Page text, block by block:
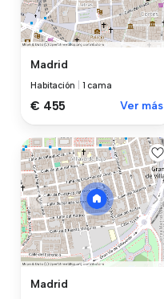
Madrid
Habitación 1 cama
€ 455 Ver más
Madrid